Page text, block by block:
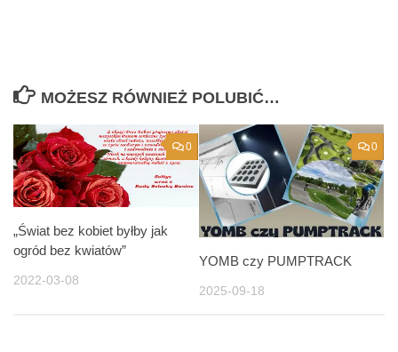
MOŻESZ RÓWNIEŻ POLUBIĆ…
0
„Świat bez kobiet byłby jak
ogród bez kwiatów”
2022-03-08
0
YOMB czy PUMPTRACK
2025-09-18